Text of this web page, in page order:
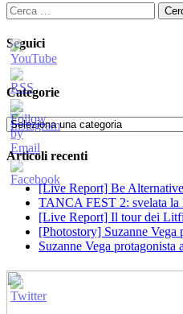
Ricerca
per:
Seguici
Categorie
Categorie
Articoli recenti
[Live Report] Be
TANCA FEST 2: svelata la
[Live Report] Il tour dei
[Photostory] Suzanne
Suzanne Vega